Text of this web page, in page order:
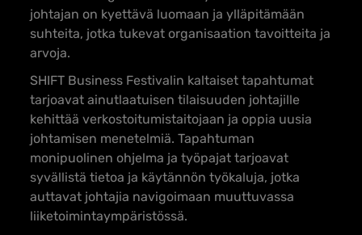
johtajan on kyettävä luomaan ja ylläpitämään
suhteita, jotka tukevat organisaation tavoitteita ja
arvoja.
SHIFT Business Festivalin kaltaiset tapahtumat
tarjoavat ainutlaatuisen tilaisuuden johtajille
kehittää verkostoitumistaitojaan ja oppia uusia
johtamisen menetelmiä. Tapahtuman
monipuolinen ohjelma ja työpajat tarjoavat
syvällistä tietoa ja käytännön työkaluja, jotka
auttavat johtajia navigoimaan muuttuvassa
liiketoimintaympäristössä.